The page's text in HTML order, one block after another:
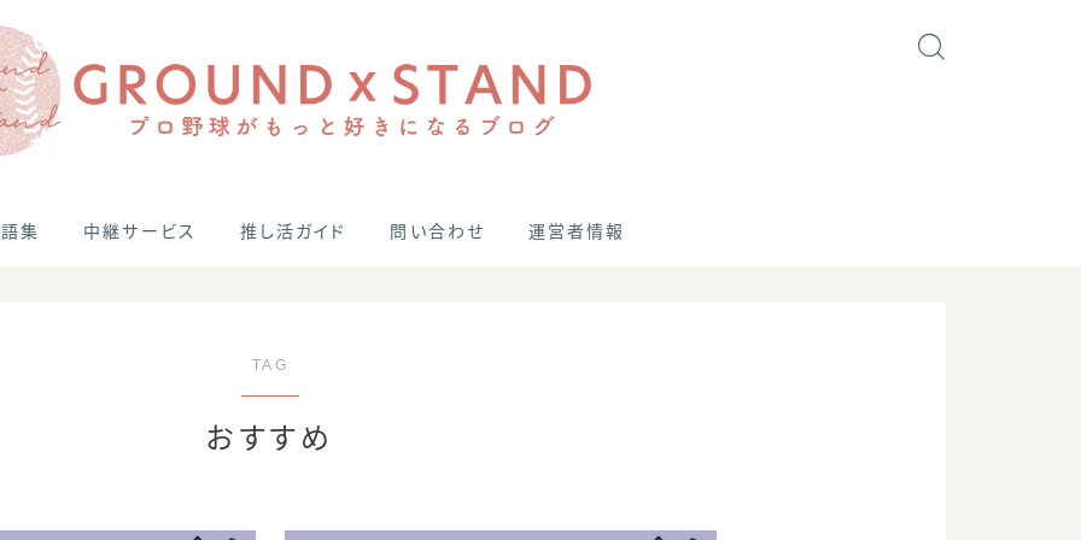
集 中継サービス 推し活ガイド 問い合わせ 運営者情報
TAG
おすすめ